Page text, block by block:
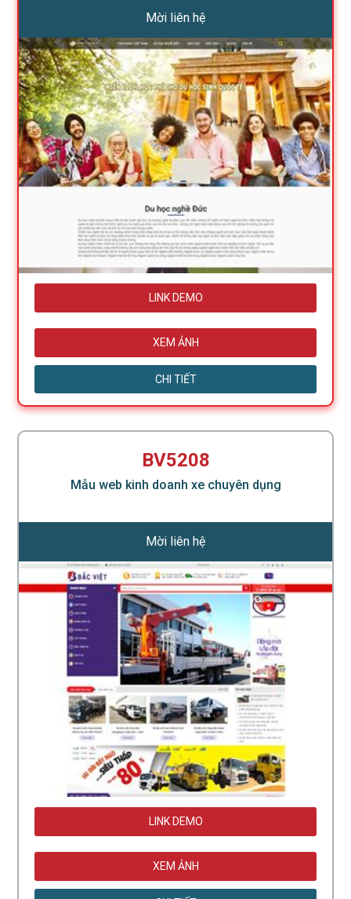
Mời liên hệ
LINK DEMO
XEM ẢNH
CHI TIẾT
BV5208
Mẫu web kinh doanh xe chuyên dụng
Mời liên hệ
LINK DEMO
XEM ẢNH